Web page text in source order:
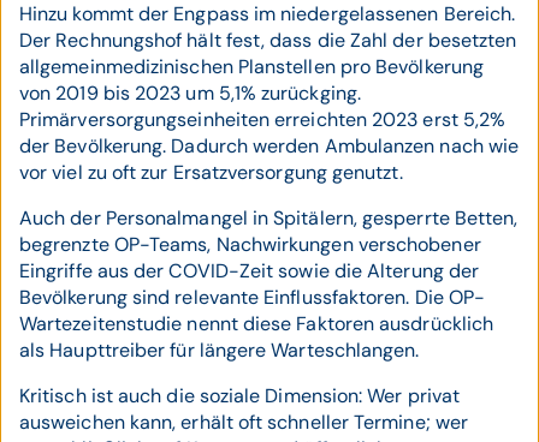
Hinzu kommt der Engpass im niedergelassenen Bereich.
Der Rechnungshof hält fest, dass die Zahl der besetzten
allgemeinmedizinischen Planstellen pro Bevölkerung
von 2019 bis 2023 um 5,1% zurückging.
Primärversorgungseinheiten erreichten 2023 erst 5,2%
der Bevölkerung. Dadurch werden Ambulanzen nach wie
vor viel zu oft zur Ersatzversorgung genutzt.
Auch der Personalmangel in Spitälern, gesperrte Betten,
begrenzte OP-Teams, Nachwirkungen verschobener
Eingriffe aus der COVID-Zeit sowie die Alterung der
Bevölkerung sind relevante Einflussfaktoren. Die OP-
Wartezeitenstudie nennt diese Faktoren ausdrücklich
als Haupttreiber für längere Warteschlangen.
Kritisch ist auch die soziale Dimension: Wer privat
ausweichen kann, erhält oft schneller Termine; wer